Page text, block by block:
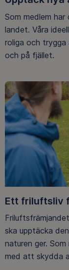
Som medlem
landet. Våra
roliga och
och på fjället.
Ett friluftsliv
ska upptäcka
naturen ger.
med att skydda